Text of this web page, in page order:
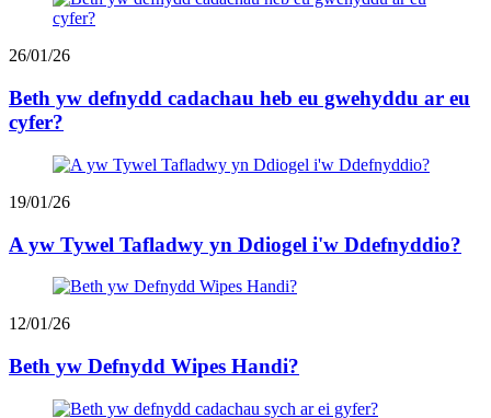
26/01/26
Beth yw defnydd cadachau heb eu gwehyddu ar eu
cyfer?
19/01/26
A yw Tywel Tafladwy yn Ddiogel i'w Ddefnyddio?
12/01/26
Beth yw Defnydd Wipes Handi?